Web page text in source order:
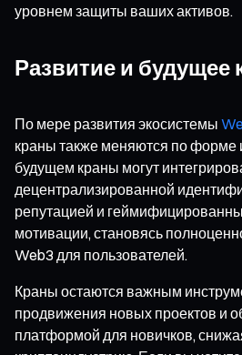
уровнем защиты ваших активов.
Развитие и будущее
По мере развития экосистемы
краны также меняются по форме
будущем краны могут
децентрализированной
репутацией и
мотивации, становясь
Web3 для пользователей.
Краны остаются важным
продвижения новых проектов и
платформой для новичков,